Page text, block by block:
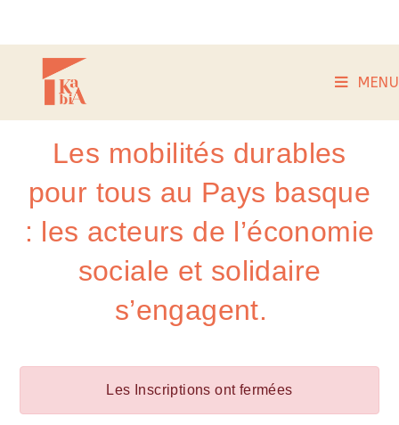
MENU
Les mobilités durables
pour tous au Pays basque
: les acteurs de l’économie
sociale et solidaire
s’engagent.
Les Inscriptions ont fermées